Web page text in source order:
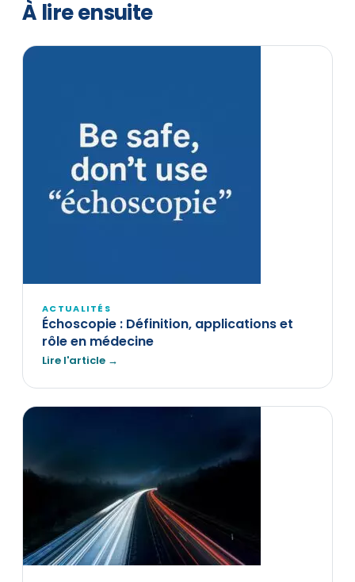
À lire ensuite
ACTUALITÉS
Échoscopie : Définition, applications et
rôle en médecine
Lire l'article →